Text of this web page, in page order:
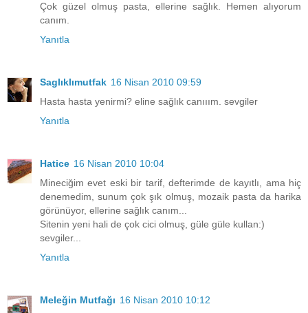
Çok güzel olmuş pasta, ellerine sağlık. Hemen alıyorum
canım.
Yanıtla
Saglıklımutfak 16 Nisan 2010 09:59
Hasta hasta yenirmi? eline sağlık canııım. sevgiler
Yanıtla
Hatice 16 Nisan 2010 10:04
Mineciğim evet eski bir tarif, defterimde de kayıtlı, ama hiç
denemedim, sunum çok şık olmuş, mozaik pasta da harika
görünüyor, ellerine sağlık canım...
Sitenin yeni hali de çok cici olmuş, güle güle kullan:)
sevgiler...
Yanıtla
Meleğin Mutfağı 16 Nisan 2010 10:12